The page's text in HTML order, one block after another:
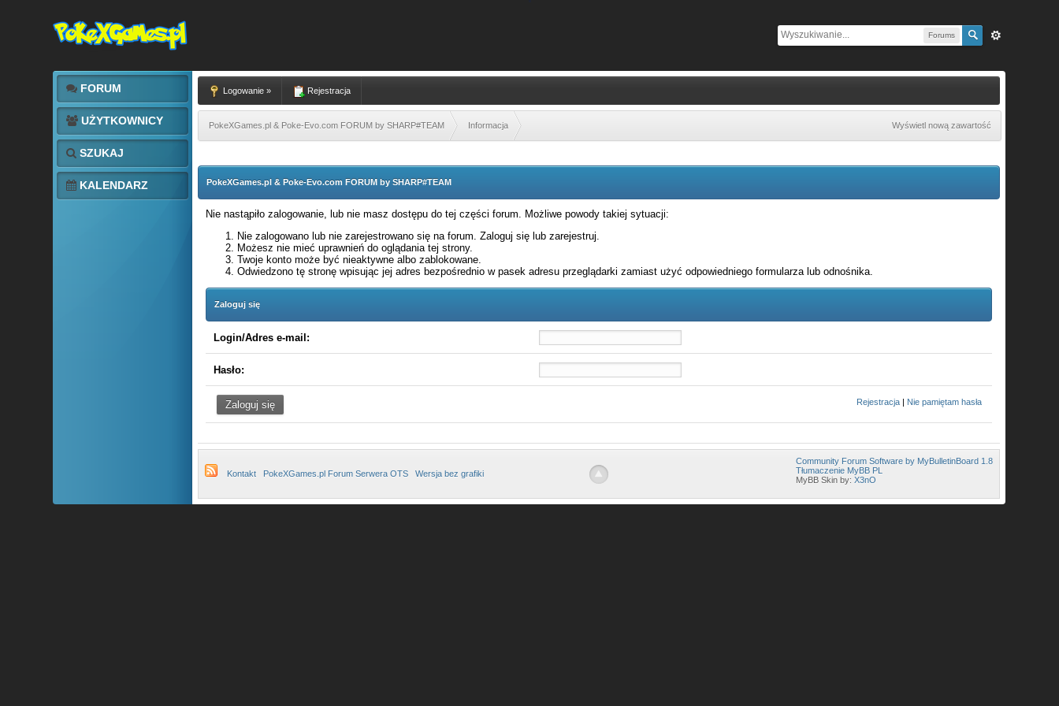
Forums
FORUM
UŻYTKOWNICY
SZUKAJ
KALENDARZ
Logowanie » Rejestracja
PokeXGames.pl & Poke-Evo.com FORUM by SHARP#TEAM Informacja Wyświetl nową zawartość
PokeXGames.pl & Poke-Evo.com FORUM by SHARP#TEAM
Nie nastąpiło zalogowanie, lub nie masz dostępu do tej części forum. Możliwe powody takiej sytuacji:
Nie zalogowano lub nie zarejestrowano się na forum. Zaloguj się lub zarejestruj.
Możesz nie mieć uprawnień do oglądania tej strony.
Twoje konto może być nieaktywne albo zablokowane.
Odwiedzono tę stronę wpisując jej adres bezpośrednio w pasek adresu przeglądarki zamiast użyć odpowiedniego formularza lub odnośnika.
Zaloguj się
Login/Adres e-mail:
Hasło:
Rejestracja | Nie pamiętam hasła
Kontakt PokeXGames.pl Forum Serwera OTS Wersja bez grafiki
Community Forum Software by MyBulletinBoard 1.8
Tłumaczenie MyBB PL
MyBB Skin by:X3nO